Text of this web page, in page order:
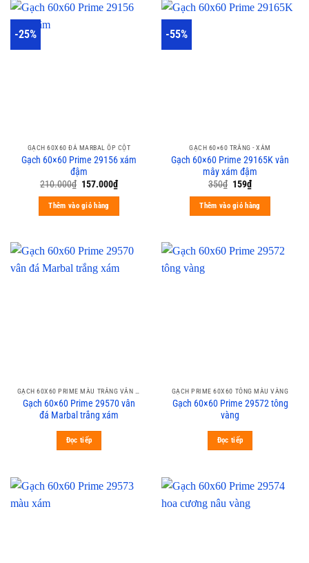
-25%
GẠCH 60X60 ĐÁ MARBAL ỐP CỘT
Gạch 60×60 Prime 29156 xám
đậm
210.000₫ 157.000₫
Thêm vào giỏ hàng
-55%
GẠCH 60×60 TRẮNG - XÁM
Gạch 60×60 Prime 29165K vân
mây xám đậm
350₫ 159₫
Thêm vào giỏ hàng
GẠCH 60X60 PRIME MÀU TRẮNG VÂN XÁM CALACATA
Gạch 60×60 Prime 29570 vân
đá Marbal trắng xám
Đọc tiếp
GẠCH PRIME 60X60 TÔNG MÀU VÀNG
Gạch 60×60 Prime 29572 tông
vàng
Đọc tiếp